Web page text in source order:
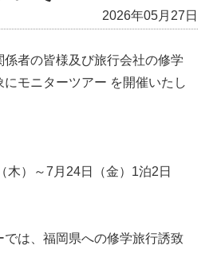
2026年05月27日
者の皆様及び旅行会社の修学
モニターツアー を開催いたし
）～7月24日（金）1泊2日
は、福岡県への修学旅行誘致